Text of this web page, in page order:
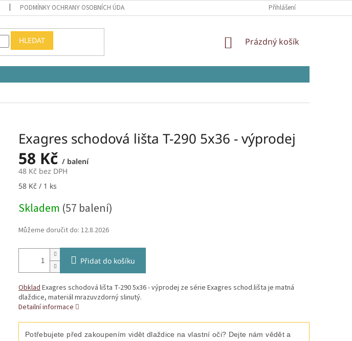
PODMÍNKY OCHRANY OSOBNÍCH ÚDAJŮ Přihlášení
HLEDAT
NÁKUPNÍ
Prázdný košík
Exagres schodová lišta T-290 5x36 - výprodej
58 Kč / balení
48 Kč bez DPH
Měrná
58 Kč / 1 ks
Skladem (57 balení)
Můžeme doručit do: 12.8.2026
Přidat do košíku
ObkladExagres schodová lišta T-290 5x36 - výprodej ze série Exagres schod.lišta je matná
dlaždice, materiál mrazuvzdorný slinutý.
Detailní informace
Potřebujete před zakoupením vidět dlaždice na vlastní oči? Dejte nám vědět a